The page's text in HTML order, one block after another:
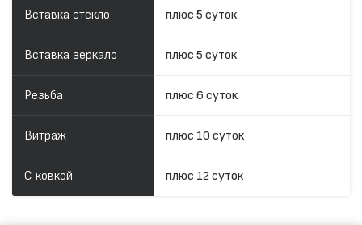
Вставка стекло плюс 5 суток
Вставка зеркало плюс 5 суток
Резьба плюс 6 суток
Витраж плюс 10 суток
С ковкой плюс 12 суток